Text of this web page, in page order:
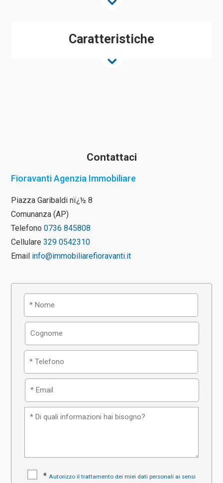
Caratteristiche
Contattaci
Fioravanti Agenzia Immobiliare
Piazza Garibaldi nï¿½ 8
Comunanza (AP)
Telefono 0736 845808
Cellulare 329 0542310
Email info@immobiliarefioravanti.it
* Autorizzo il trattamento dei miei dati personali ai sensi